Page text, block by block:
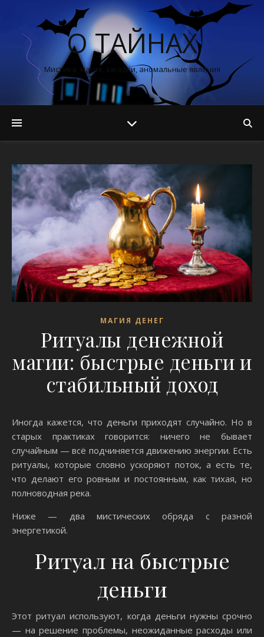
О ТАЙНАХ
Мистика, магия, загадки, аномальные явления
МАГИЯ ДЕНЕГ
Ритуалы денежной
магии: быстрые деньги и
стабильный доход
Иногда кажется, что деньги приходят случайно. Но в
старых практиках говорится: ничего не бывает
случайным — всё подчиняется движению энергии. Есть
ритуалы, которые словно ускоряют поток, а есть те,
что делают его ровным и постоянным, как тихая, но
полноводная река.
Ниже — два мистических обряда с разной
энергетикой.
Ритуал на быстрые
деньги
Этот ритуал используют, когда деньги нужны срочно
— на решение проблемы, неожиданные расходы или